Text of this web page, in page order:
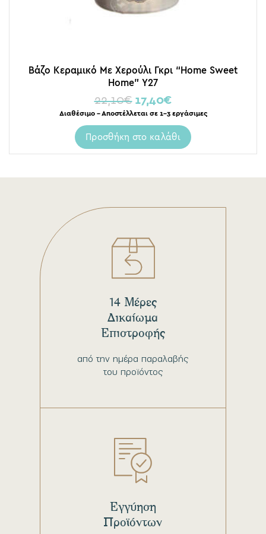
Βάζο Κεραμικό Με Χερούλι Γκρι “Home Sweet
Home” Υ27
22,10€ 17,40€
Διαθέσιμο – Αποστέλλεται σε 1-3 εργάσιμες
Προσθήκη στο καλάθι
από την ημέρα παραλαβής
του προϊόντος
14 Μέρες
Δικαίωμα
Επιστροφής
Εγγύηση
Προϊόντων